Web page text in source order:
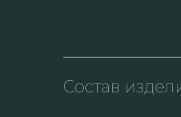
Состав